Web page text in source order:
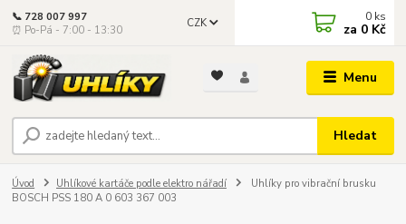
Menu
CZK
Hledat
📞 728 007 997
⏰ Po-Pá - 7:00 - 13:30
0 ks
za 0 Kč
Úvod Uhlíkové kartáče podle elektro nářadí
Uhlíky pro vibrační brusku
BOSCH PSS 180 A 0 603 367 003